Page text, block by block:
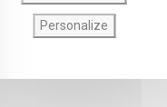
Personalize